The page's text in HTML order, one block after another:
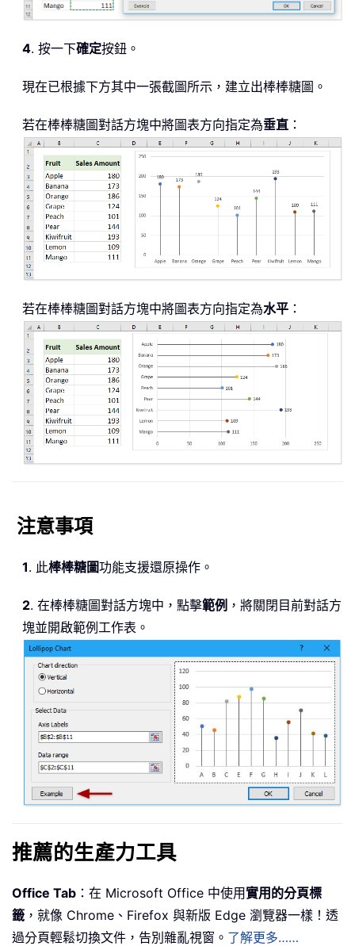
4. 按一下確定按鈕。
現在已根據下方其中一張截圖所示，建立出棒棒糖圖。
若在棒棒糖圖對話方塊中將圖表方向指定為垂直 ：
若在棒棒糖圖對話方塊中將圖表方向指定為水平 ：
注意事項
1. 此棒棒糖圖功能支援還原操作。
2. 在棒棒糖圖對話方塊中，點擊範例 ，將關閉目前對話方
塊並開啟範例工作表。
推薦的生產力工具
Office Tab ：在 Microsoft Office 中使用實用的分頁標
籤 ，就像 Chrome、Firefox 與新版 Edge 瀏覽器一樣！透
過分頁輕鬆切換文件，告別雜亂視窗。 了解更多……